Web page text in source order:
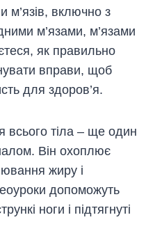
м’язів, включно з
м’язами, м’язами
як правильно
вправи, щоб
для здоров’я.
всього тіла – ще один
Він охоплює
жиру і
допоможуть
ноги і підтягнуті